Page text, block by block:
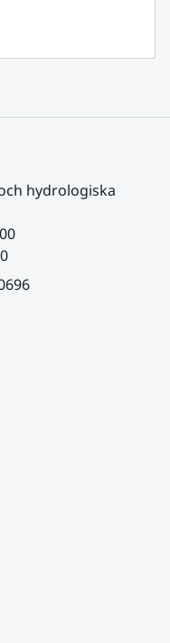
hydrologiska